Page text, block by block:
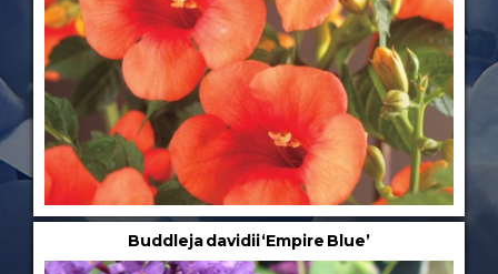
Buddleja davidii ‘Empire Blue’